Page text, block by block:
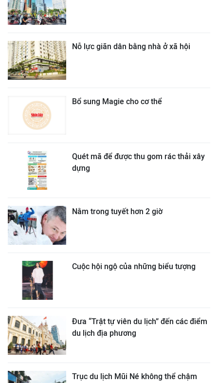
Nỗ lực giãn dân bằng nhà ở xã hội
Bổ sung Magie cho cơ thể
Quét mã để được thu gom rác thải xây
dựng
Nằm trong tuyết hơn 2 giờ
Cuộc hội ngộ của những biểu tượng
Đưa “Trật tự viên du lịch” đến các điểm
du lịch địa phương
Trục du lịch Mũi Né không thể chậm